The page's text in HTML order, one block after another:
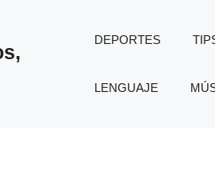
DEPORTES
LENGUAJE